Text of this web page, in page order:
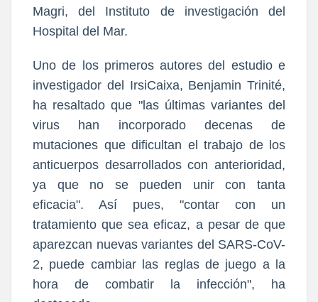
Magri, del Instituto de investigación del
Hospital del Mar.
Uno de los primeros autores del estudio e
investigador del IrsiCaixa, Benjamin Trinité,
ha resaltado que "las últimas variantes del
virus han incorporado decenas de
mutaciones que dificultan el trabajo de los
anticuerpos desarrollados con anterioridad,
ya que no se pueden unir con tanta
eficacia". Así pues, "contar con un
tratamiento que sea eficaz, a pesar de que
aparezcan nuevas variantes del SARS-CoV-
2, puede cambiar las reglas de juego a la
hora de combatir la infección", ha